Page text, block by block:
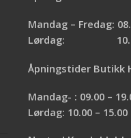
Mandag – Fredag:
Lørdag: 10.00
Åpningstider Butikk
Mandag- : 09.00 –
Lørdag: 10.00 – 15.00